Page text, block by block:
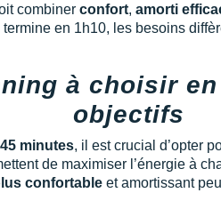
combiner confort, amorti
en 1h10, les besoins
à choisir
objectifs
45 minutes, il est crucial d’opter
de maximiser l’énergie à
confortable et amortissant